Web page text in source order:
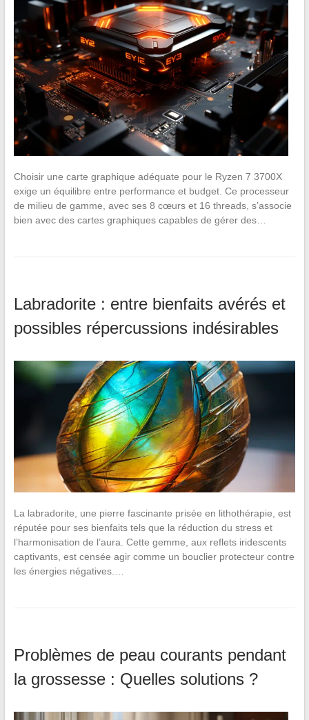
Choisir une carte graphique adéquate pour le Ryzen 7 3700X
exige un équilibre entre performance et budget. Ce processeur
de milieu de gamme, avec ses 8 cœurs et 16 threads, s’associe
bien avec des cartes graphiques capables de gérer des…
Labradorite : entre bienfaits avérés et
possibles répercussions indésirables
La labradorite, une pierre fascinante prisée en lithothérapie, est
réputée pour ses bienfaits tels que la réduction du stress et
l’harmonisation de l’aura. Cette gemme, aux reflets iridescents
captivants, est censée agir comme un bouclier protecteur contre
les énergies négatives.…
Problèmes de peau courants pendant
la grossesse : Quelles solutions ?